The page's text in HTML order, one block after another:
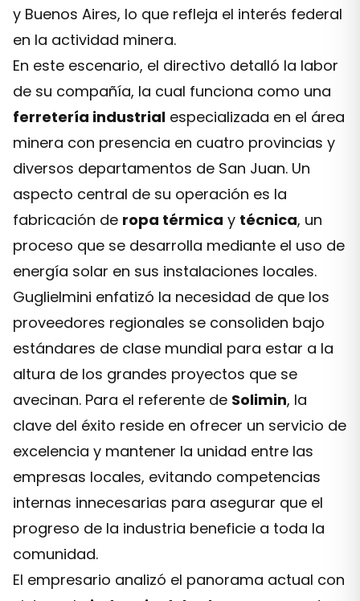
y Buenos Aires, lo que refleja el interés federal
en la actividad minera.
En este escenario, el directivo detalló la labor
de su compañía, la cual funciona como una
ferretería industrial especializada en el área
minera con presencia en cuatro provincias y
diversos departamentos de San Juan. Un
aspecto central de su operación es la
fabricación de ropa térmica y técnica, un
proceso que se desarrolla mediante el uso de
energía solar en sus instalaciones locales.
Guglielmini enfatizó la necesidad de que los
proveedores regionales se consoliden bajo
estándares de clase mundial para estar a la
altura de los grandes proyectos que se
avecinan. Para el referente de Solimin, la
clave del éxito reside en ofrecer un servicio de
excelencia y mantener la unidad entre las
empresas locales, evitando competencias
internas innecesarias para asegurar que el
progreso de la industria beneficie a toda la
comunidad.
El empresario analizó el panorama actual con